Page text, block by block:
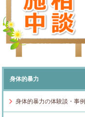
身体的暴力
身体的暴力の体験談・事例